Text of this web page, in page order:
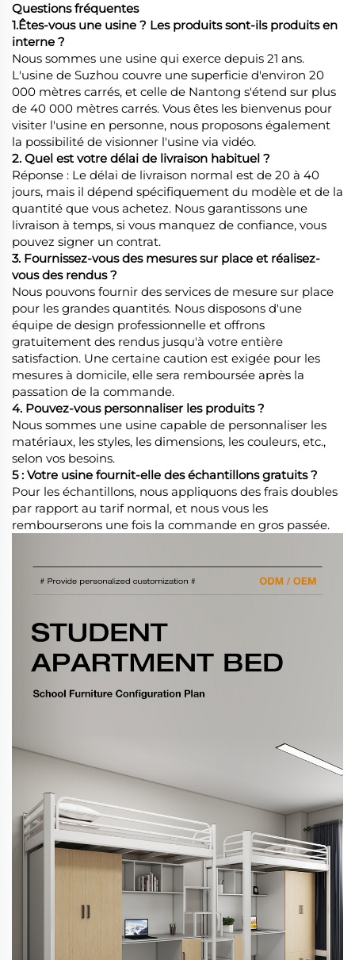
Questions fréquentes
1.Êtes-vous une usine ? Les produits sont-ils produits en
interne ?
Nous sommes une usine qui exerce depuis 21 ans.
L'usine de Suzhou couvre une superficie d'environ 20
000 mètres carrés, et celle de Nantong s'étend sur plus
de 40 000 mètres carrés. Vous êtes les bienvenus pour
visiter l'usine en personne, nous proposons également
la possibilité de visionner l'usine via vidéo.
2. Quel est votre délai de livraison habituel ?
Réponse : Le délai de livraison normal est de 20 à 40
jours, mais il dépend spécifiquement du modèle et de la
quantité que vous achetez. Nous garantissons une
livraison à temps, si vous manquez de confiance, vous
pouvez signer un contrat.
3. Fournissez-vous des mesures sur place et réalisez-
vous des rendus ?
Nous pouvons fournir des services de mesure sur place
pour les grandes quantités. Nous disposons d'une
équipe de design professionnelle et offrons
gratuitement des rendus jusqu'à votre entière
satisfaction. Une certaine caution est exigée pour les
mesures à domicile, elle sera remboursée après la
passation de la commande.
4. Pouvez-vous personnaliser les produits ?
Nous sommes une usine capable de personnaliser les
matériaux, les styles, les dimensions, les couleurs, etc.,
selon vos besoins.
5 : Votre usine fournit-elle des échantillons gratuits ?
Pour les échantillons, nous appliquons des frais doubles
par rapport au tarif normal, et nous vous les
rembourserons une fois la commande en gros passée.